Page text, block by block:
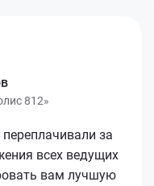
812»
за
всех ведущих
вам лучшую